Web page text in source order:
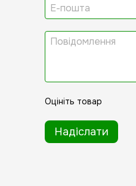
Оцініть товар
Надіслати